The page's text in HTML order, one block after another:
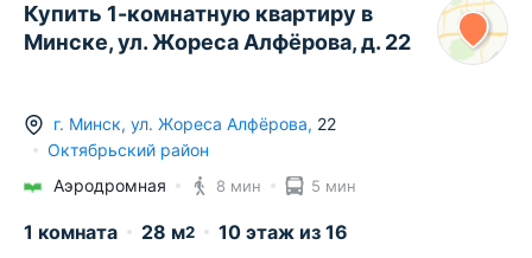
Купить 1-комнатную квартиру в
Минске, ул. Жореса Алфёрова, д. 22
г. Минск, ул. Жореса Алфёрова, 22
Октябрьский район
Аэродромная
8 мин 5 мин
1 комната 28 м2 10 этаж из 16